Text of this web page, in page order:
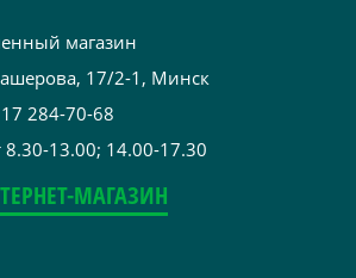
магазин
17/2-1, Минск
284-70-68
8.30-13.00; 14.00-17.30
МАГАЗИН